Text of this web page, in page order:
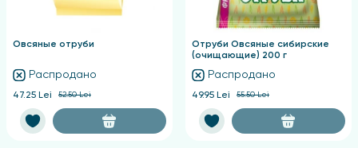
Овсяные отруби
Распродано
47.25 Lei 52.50 Lei
Отруби Овсяные сибирские
(очищающие) 200 г
Распродано
49.95 Lei 55.50 Lei